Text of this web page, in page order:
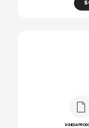
SCHEDA